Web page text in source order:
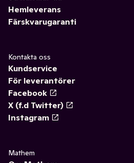
Hemleverans
Färskvarugaranti
Kontakta oss
Kundservice
För leverantörer
Facebook
X (f.d Twitter)
Instagram
Mathem